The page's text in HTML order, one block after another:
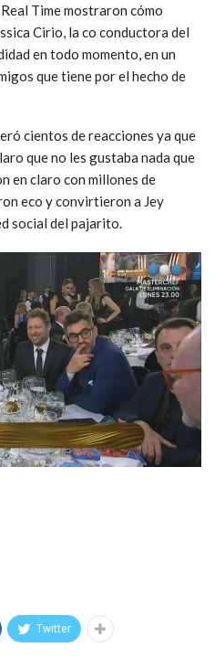
Time mostraron cómo
Cirio, la co conductora del
en todo momento, en un
que tiene por el hecho de
cientos de reacciones ya que
que no les gustaba nada que
en claro con millones de
eco y convirtieron a Jey
social del pajarito.
Twitter